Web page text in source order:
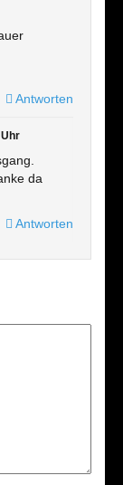
Antworten
da
Antworten